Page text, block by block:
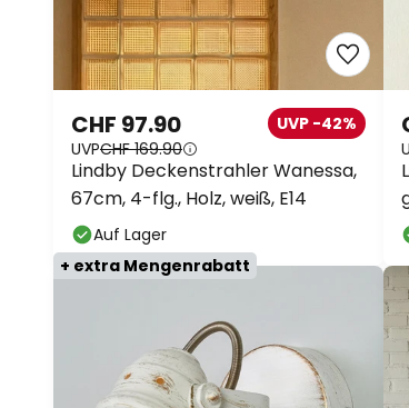
CHF 97.90
UVPCHF 169.90
UVP -42%
Lindby Deckenstrahler Wanessa,
67cm, 4-flg., Holz, weiß, E14
Auf Lager
+ extra Mengenrabatt